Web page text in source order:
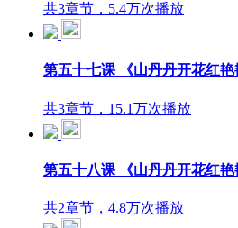
共3章节，5.4万次播放
第五十七课 《山丹丹开花红
共3章节，15.1万次播放
第五十八课 《山丹丹开花红
共2章节，4.8万次播放